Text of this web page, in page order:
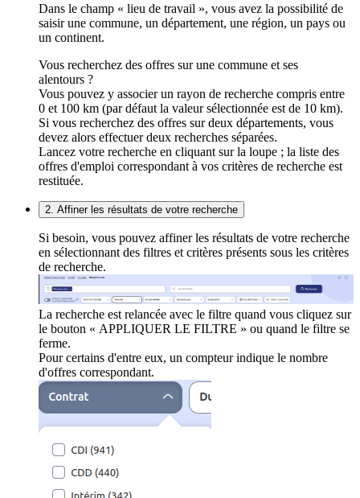
Dans le champ « lieu de travail », vous avez la possibilité de
saisir une commune, un département, une région, un pays ou
un continent.
Vous recherchez des offres sur une commune et ses
alentours ?
Vous pouvez y associer un rayon de recherche compris entre
0 et 100 km (par défaut la valeur sélectionnée est de 10 km).
Si vous recherchez des offres sur deux départements, vous
devez alors effectuer deux recherches séparées.
Lancez votre recherche en cliquant sur la loupe ; la liste des
offres d'emploi correspondant à vos critères de recherche est
restituée.
2. Affiner les résultats de votre recherche
Si besoin, vous pouvez affiner les résultats de votre recherche
en sélectionnant des filtres et critères présents sous les critères
de recherche.
La recherche est relancée avec le filtre quand vous cliquez sur
le bouton « APPLIQUER LE FILTRE » ou quand le filtre se
ferme.
Pour certains d'entre eux, un compteur indique le nombre
d'offres correspondant.